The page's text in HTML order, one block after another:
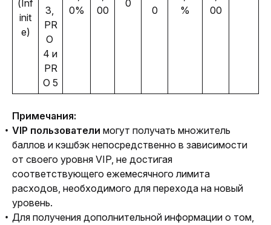
( Inf
init
e)
3,
PR
O
4 и
PR
O 5
0%
00
0
0
%
00
Примечания:
VIP пользователи могут получать множитель
баллов и кэшбэк непосредственно в зависимости
от своего уровня VIP, не достигая
соответствующего ежемесячного лимита
расходов, необходимого для перехода на новый
уровень.
Для получения дополнительной информации о том,